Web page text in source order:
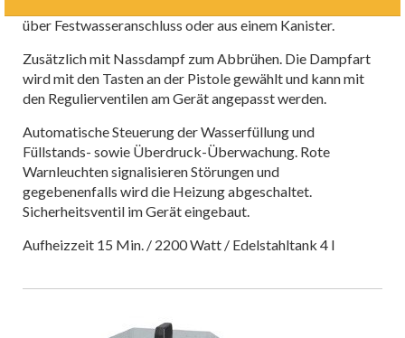
über Festwasseranschluss oder aus einem Kanister.
Zusätzlich mit Nassdampf zum Abbrühen. Die Dampfart
wird mit den Tasten an der Pistole gewählt und kann mit
den Regulierventilen am Gerät angepasst werden.
Automatische Steuerung der Wasserfüllung und
Füllstands- sowie Überdruck-Überwachung. Rote
Warnleuchten signalisieren Störungen und
gegebenenfalls wird die Heizung abgeschaltet.
Sicherheitsventil im Gerät eingebaut.
Aufheizzeit 15 Min. / 2200 Watt / Edelstahltank 4 l